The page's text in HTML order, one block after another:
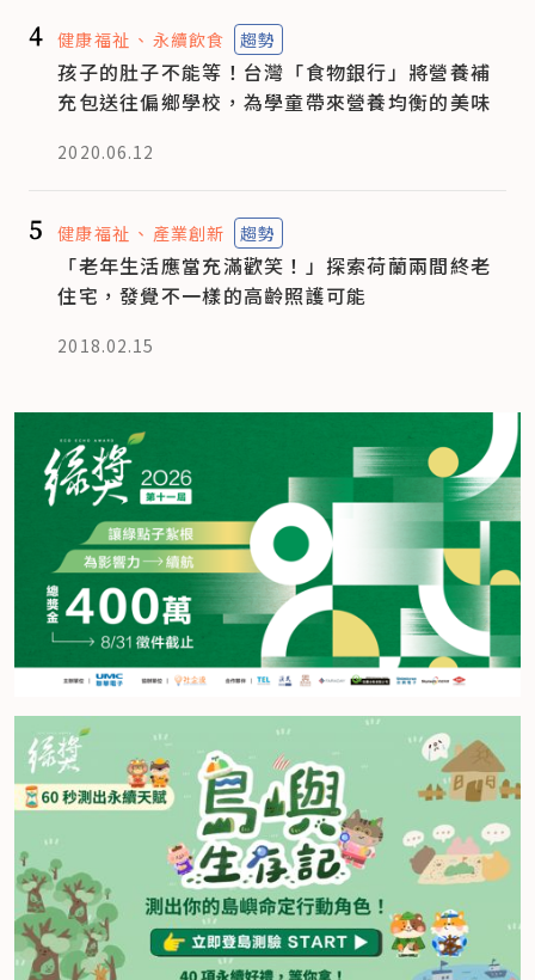
4 健康福祉 永續飲食 趨勢
孩子的肚子不能等！台灣「食物銀行」將營養補
充包送往偏鄉學校，為學童帶來營養均衡的美味
2020.06.12
5 健康福祉 產業創新 趨勢
「老年生活應當充滿歡笑！」探索荷蘭兩間終老
住宅，發覺不一樣的高齡照護可能
2018.02.15